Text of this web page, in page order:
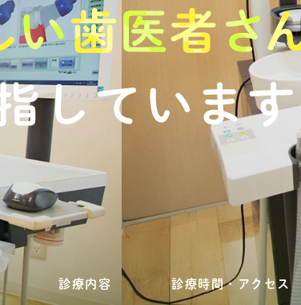
診療内容 診療時間・アクセス